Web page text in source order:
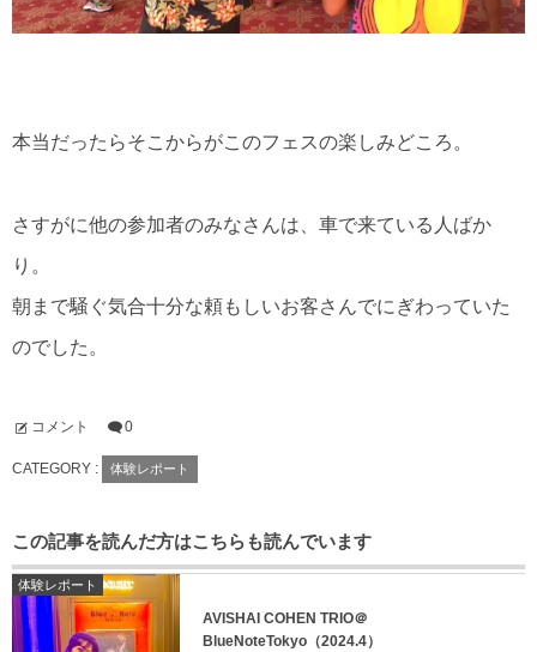
本当だったらそこからがこのフェスの楽しみどころ。
さすがに他の参加者のみなさんは、車で来ている人ばか
り。
朝まで騒ぐ気合十分な頼もしいお客さんでにぎわっていた
のでした。
コメント 0
CATEGORY : 体験レポート
この記事を読んだ方はこちらも読んでいます
体験レポート
AVISHAI COHEN TRIO＠
BlueNoteTokyo（2024.4）